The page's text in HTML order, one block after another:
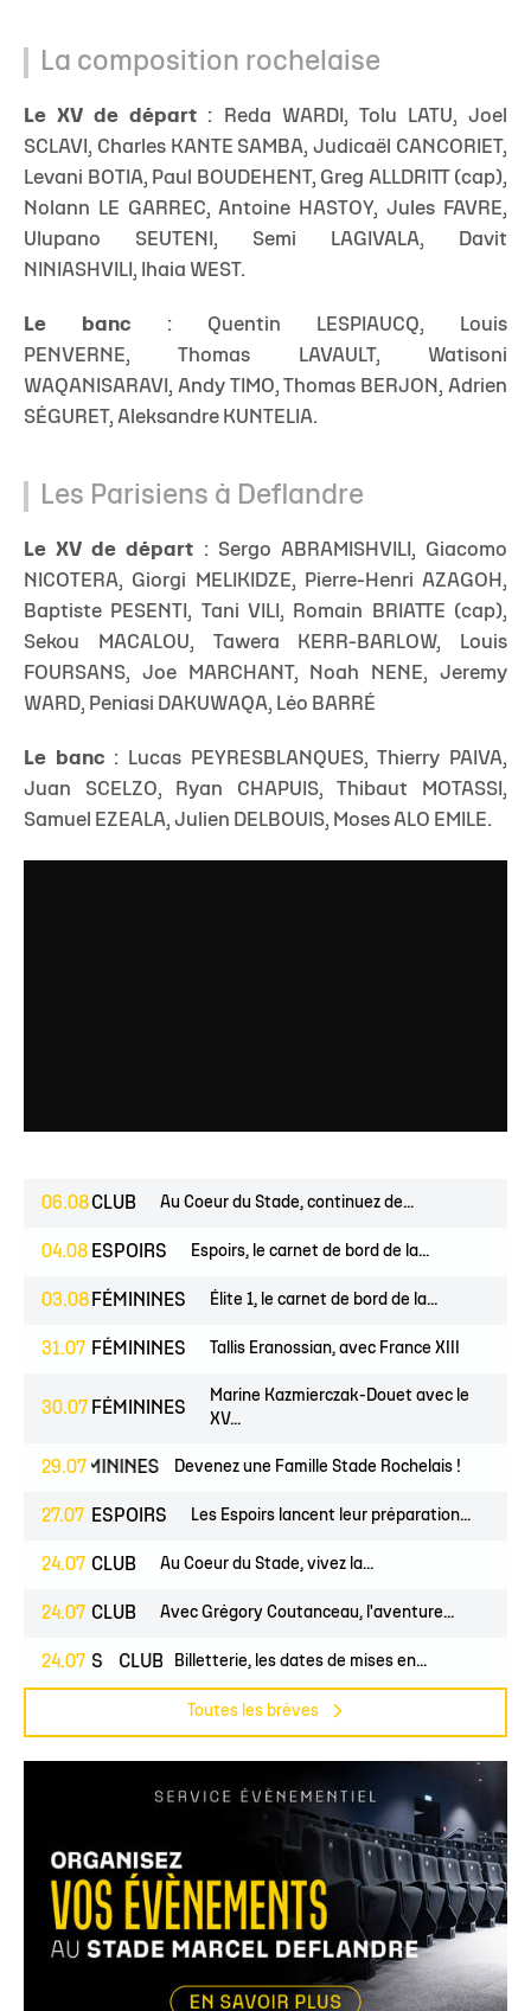
La composition rochelaise
Le XV de départ : Reda WARDI, Tolu LATU, Joel
SCLAVI, Charles KANTE SAMBA, Judicaël CANCORIET,
Levani BOTIA, Paul BOUDEHENT, Greg ALLDRITT (cap),
Nolann LE GARREC, Antoine HASTOY, Jules FAVRE,
Ulupano SEUTENI, Semi LAGIVALA, Davit
NINIASHVILI, Ihaia WEST.
Le banc : Quentin LESPIAUCQ, Louis
PENVERNE, Thomas LAVAULT, Watisoni
WAQANISARAVI, Andy TIMO, Thomas BERJON, Adrien
SÉGURET, Aleksandre KUNTELIA.
Les Parisiens à Deflandre
Le XV de départ : Sergo ABRAMISHVILI, Giacomo
NICOTERA, Giorgi MELIKIDZE, Pierre-Henri AZAGOH,
Baptiste PESENTI, Tani VILI, Romain BRIATTE (cap),
Sekou MACALOU, Tawera KERR-BARLOW, Louis
FOURSANS, Joe MARCHANT, Noah NENE, Jeremy
WARD, Peniasi DAKUWAQA, Léo BARRÉ
Le banc : Lucas PEYRESBLANQUES, Thierry PAIVA,
Juan SCELZO, Ryan CHAPUIS, Thibaut MOTASSI,
Samuel EZEALA, Julien DELBOUIS, Moses ALO EMILE.
06.08CLUB Au Coeur du Stade, continuez de...
04.08 ESPOIRS Espoirs, le carnet de bord de la...
03.08 FÉMININES Élite 1, le carnet de bord de la...
31.07 FÉMININES Tallis Eranossian, avec France XIII
30.07 FÉMININES
Marine Kazmierczak-Douet avec le
XV...
29.07
FÉMININES CLUBDevenez une Famille Stade Rochelais !
27.07 ESPOIRS Les Espoirs lancent leur préparation...
24.07 CLUB Au Coeur du Stade, vivez la...
24.07 CLUB Avec Grégory Coutanceau, l'aventure...
24.07
PROS CLUB Billetterie, les dates de mises en...
Toutes les brèves